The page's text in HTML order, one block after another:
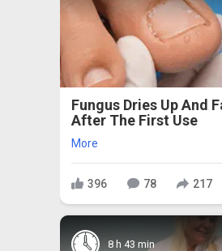
Fungus Dries Up And
After The First Use
More
396 78 217
8 h 43 min